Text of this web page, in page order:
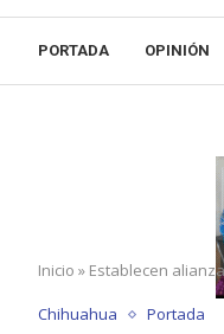
PORTADA OPINIÓN
Inicio » Establecen
Chihuahua Portada